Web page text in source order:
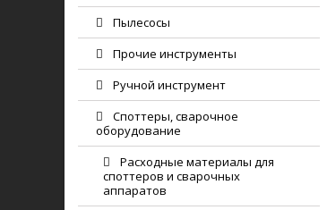
Пылесосы
Прочие инструменты
Ручной инструмент
Споттеры, сварочное
оборудование
Расходные материалы для
споттеров и сварочных
аппаратов